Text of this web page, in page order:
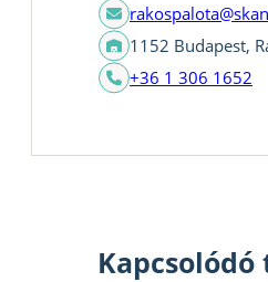
1152 Budapest,
+36 1 306 1652